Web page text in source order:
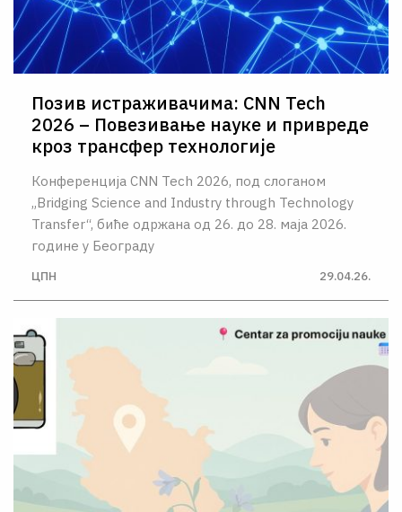
Позив истраживачима: CNN Tech
2026 – Повезивање науке и привреде
кроз трансфер технологије
Конференција CNN Tech 2026, под слоганом
„Bridging Science and Industry through Technology
Transfer“, биће одржана од 26. до 28. маја 2026.
године у Београду
ЦПН 29.04.26.